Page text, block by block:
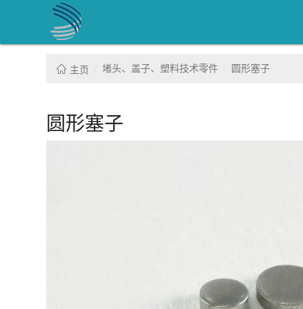
主页 堵头、盖子、塑料技术零件 圆形塞子
圆形塞子